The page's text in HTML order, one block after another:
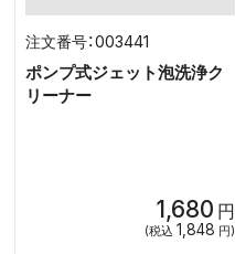
003441
ポンプ式ジェット泡洗浄ク
リーナー
1,680 円
(税込 1,848 円)